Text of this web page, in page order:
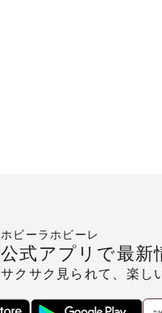
ホビーラホビーレ
公式アプリで最新
サクサク見られて、楽し